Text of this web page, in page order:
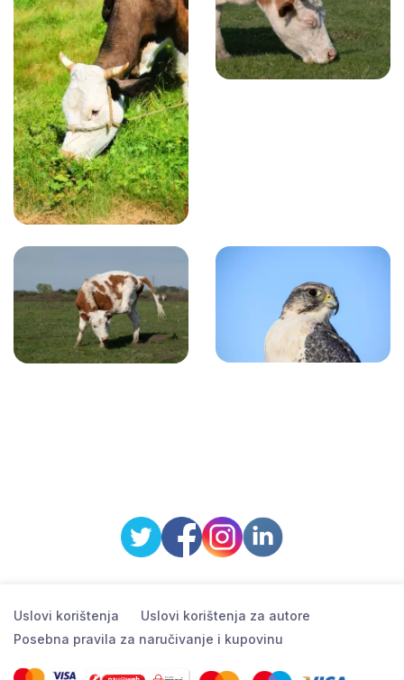
Uslovi korištenja
Uslovi korištenja za autore
Posebna pravila za naručivanje i kupovinu